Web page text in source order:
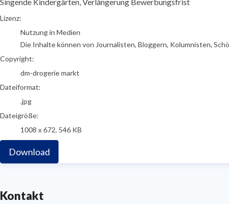
go to media item
Lizenz:
Nutzung in Medien
Die Inhalte können von Journalisten, Bloggern, Kolumnisten,
Copyright:
dm-drogerie markt
Dateiformat:
.jpg
Dateigröße:
1008 x 672, 546 KB
Download
Kontakt